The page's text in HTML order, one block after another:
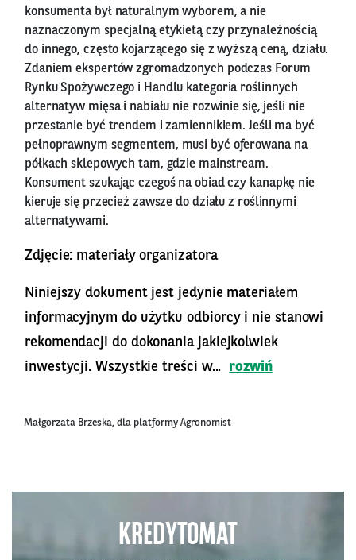
konsumenta był naturalnym wyborem, a nie
naznaczonym specjalną etykietą czy przynależnością
do innego, często kojarzącego się z wyższą ceną, działu.
Zdaniem ekspertów zgromadzonych podczas Forum
Rynku Spożywczego i Handlu kategoria roślinnych
alternatyw mięsa i nabiału nie rozwinie się, jeśli nie
przestanie być trendem i zamiennikiem. Jeśli ma być
pełnoprawnym segmentem, musi być oferowana na
półkach sklepowych tam, gdzie mainstream.
Konsument szukając czegoś na obiad czy kanapkę nie
kieruje się przecież zawsze do działu z roślinnymi
alternatywami.
Zdjęcie: materiały organizatora
Niniejszy dokument jest jedynie materiałem
informacyjnym do użytku odbiorcy i nie stanowi
rekomendacji do dokonania jakiejkolwiek
inwestycji. Wszystkie treści w...
rozwiń
Małgorzata Brzeska, dla platformy Agronomist
KREDYTOMAT